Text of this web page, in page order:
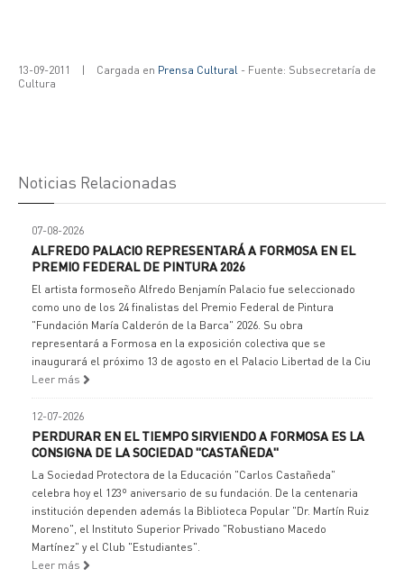
13-09-2011 | Cargada en Prensa Cultural - Fuente: Subsecretaría de
Cultura
Noticias Relacionadas
07-08-2026
ALFREDO PALACIO REPRESENTARÁ A FORMOSA EN EL
PREMIO FEDERAL DE PINTURA 2026
El artista formoseño Alfredo Benjamín Palacio fue seleccionado
como uno de los 24 finalistas del Premio Federal de Pintura
"Fundación María Calderón de la Barca" 2026. Su obra
representará a Formosa en la exposición colectiva que se
inaugurará el próximo 13 de agosto en el Palacio Libertad de la Ciu
Leer más
12-07-2026
PERDURAR EN EL TIEMPO SIRVIENDO A FORMOSA ES LA
CONSIGNA DE LA SOCIEDAD "CASTAÑEDA"
La Sociedad Protectora de la Educación "Carlos Castañeda"
celebra hoy el 123º aniversario de su fundación. De la centenaria
institución dependen además la Biblioteca Popular "Dr. Martín Ruiz
Moreno", el Instituto Superior Privado "Robustiano Macedo
Martínez" y el Club "Estudiantes".
Leer más